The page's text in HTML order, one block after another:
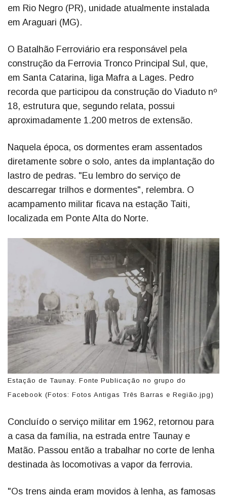
em Rio Negro (PR), unidade atualmente instalada
em Araguari (MG).
O Batalhão Ferroviário era responsável pela
construção da Ferrovia Tronco Principal Sul, que,
em Santa Catarina, liga Mafra a Lages. Pedro
recorda que participou da construção do Viaduto nº
18, estrutura que, segundo relata, possui
aproximadamente 1.200 metros de extensão.
Naquela época, os dormentes eram assentados
diretamente sobre o solo, antes da implantação do
lastro de pedras. "Eu lembro do serviço de
descarregar trilhos e dormentes", relembra. O
acampamento militar ficava na estação Taiti,
localizada em Ponte Alta do Norte.
Estação de Taunay. Fonte Publicação no grupo do
Facebook (Fotos: Fotos Antigas Três Barras e Região.jpg)
Concluído o serviço militar em 1962, retornou para
a casa da família, na estrada entre Taunay e
Matão. Passou então a trabalhar no corte de lenha
destinada às locomotivas a vapor da ferrovia.
"Os trens ainda eram movidos à lenha, as famosas